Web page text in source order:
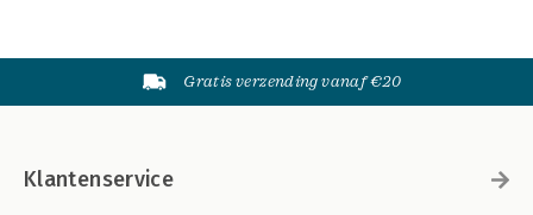
Gratis verzending vanaf €20
Klantenservice